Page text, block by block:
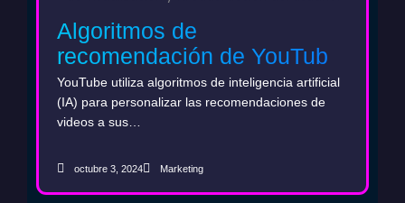
Algoritmos de
recomendación de YouTube
y marketing con AI: La clave
para aumentar la visibilidad
de tu marca
YouTube utiliza algoritmos de inteligencia artificial
(IA) para personalizar las recomendaciones de
videos a sus…
octubre 3, 2024 Marketing